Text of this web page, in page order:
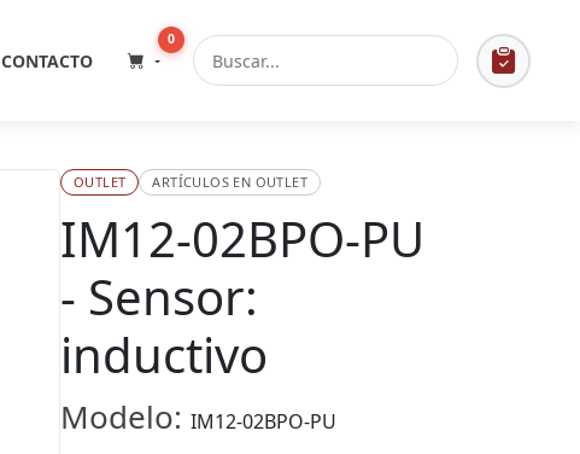
CONTACTO
0
OUTLET ARTÍCULOS EN OUTLET
IM12-02BPO-PU
- Sensor:
inductivo
Modelo: IM12-02BPO-PU